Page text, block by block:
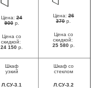
Цена: 24
900р.
Цена со
скидкой:
24 150 р.
Цена:26
370 р.
Цена со
скидкой:
25 580р.
Шкаф
узкий
Л.СУ-3.1
Шкаф со
стеклом
Л.СУ-3.2